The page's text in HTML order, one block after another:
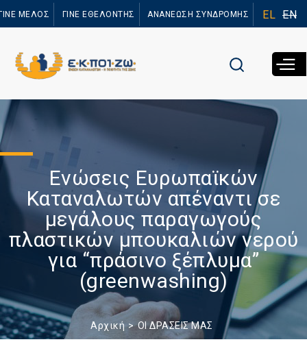
προς το
ΜΕΛΟΣ ΓΙΝΕ ΕΘΕΛΟΝΤΗΣ ΑΝΑΝΕΩΣΗ ΣΥΝΔΡΟΜΗΣ EL EN
Ενώσεις Ευρωπαϊκών
Καταναλωτών απέναντι σε
μεγάλους παραγωγούς
πλαστικών μπουκαλιών νερού
για “πράσινο ξέπλυμα”
(greenwashing)
Αρχική ΟΙ ΔΡΑΣΕΙΣ ΜΑΣ